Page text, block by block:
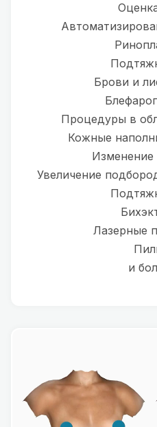
Брови и
Процедуры в
Кожные
Увеличение
Лазерные
и